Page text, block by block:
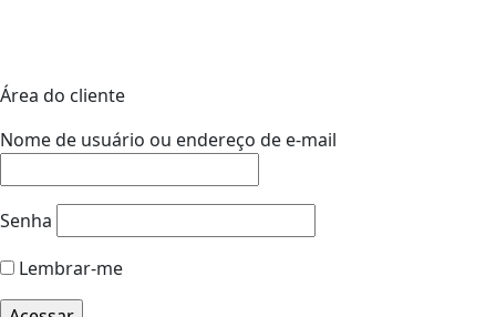
Área do cliente
Nome de usuário ou endereço de e-mail
Senha
Lembrar-me